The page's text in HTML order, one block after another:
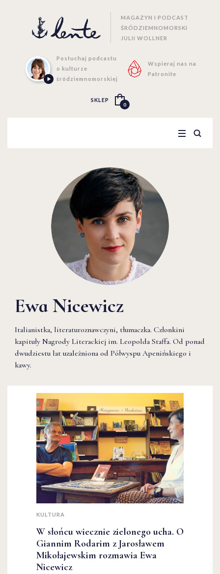
MAGAZYN I PODCAST
ŚRÓDZIEMNOMORSKI
JULII WOLLNER
Posłuchaj podcastu
o kulturze
śródziemnomorskiej
Wspieraj nas na
Patronite
SKLEP
0
Ewa Nicewicz
Italianistka, literaturoznawczyni, tłumaczka. Członkini
kapituły Nagrody Literackiej im. Leopolda Staffa. Od ponad
dwudziestu lat uzależniona od Półwyspu Apenińskiego i
kawy.
KULTURA
W słońcu wiecznie zielonego ucha. O
Giannim Rodarim z Jarosławem
Mikołajewskim rozmawia Ewa
Nicewicz